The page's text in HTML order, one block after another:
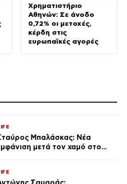
Χρηματιστήριο
Αθηνών: Σε άνοδο
0,72% οι μετοχές,
κέρδη στις
ευρωπαϊκές αγορές
Μπαλάσκας: Νέα
μετά τον χαμό στο